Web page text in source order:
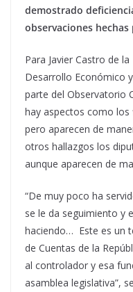
demostrado
observaciones
Para Javier Castro de
Desarrollo Económico
parte del Observatorio
hay aspectos como
pero aparecen de
otros hallazgos los
aunque aparecen de
“De muy poco ha
se le da seguimiento y
haciendo… Este es un
de Cuentas de la
al controlador y esa
asamblea legislativa”,